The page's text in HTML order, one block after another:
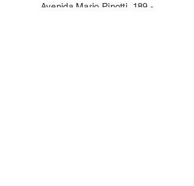
Avenida Mario Pinotti, 189 -